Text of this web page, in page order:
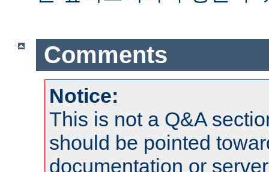
Comments
Notice:
This is not a Q&A
should be pointed
documentation or